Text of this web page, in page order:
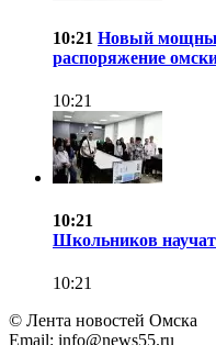
10:21 Новый
распоряжение
10:21
10:21
Школьников научат
10:21
© Лента новостей Омска
Email: info@news55.ru